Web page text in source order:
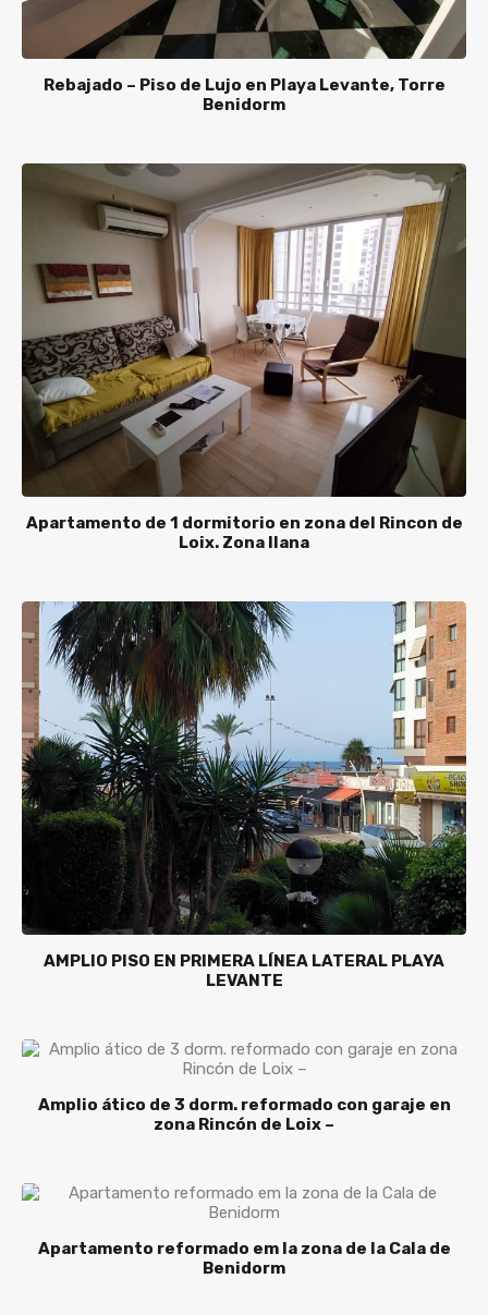
Rebajado – Piso de Lujo en Playa Levante, Torre
Benidorm
Apartamento de 1 dormitorio en zona del Rincon de
Loix. Zona llana
AMPLIO PISO EN PRIMERA LÍNEA LATERAL PLAYA
LEVANTE
Amplio ático de 3 dorm. reformado con garaje en
zona Rincón de Loix –
Apartamento reformado em la zona de la Cala de
Benidorm